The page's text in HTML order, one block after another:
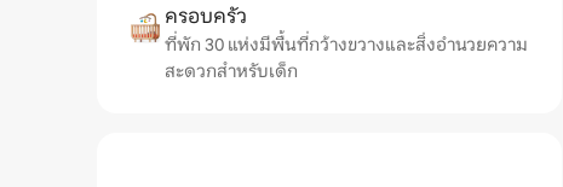
ครอบครัว
ที่พัก 30 แห่งมีพื้นที่กว้างขวางและสิ่งอำนวยความ
สะดวกสำหรับเด็ก